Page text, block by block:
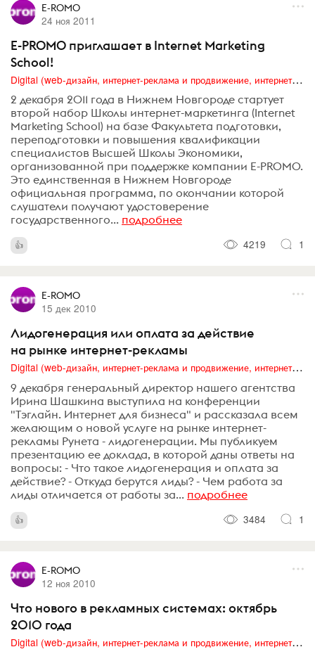
E-ROMO
24 ноя 2011
E-PROMO приглашает в Internet Marketing
School!
Digital (web-дизайн, интернет-реклама и продвижение, интернет-сообщества и блоги, интернет-коммуникации, мобильный маркетинг, реклама на цифровых экранах)
2 декабря 2011 года в Нижнем Новгороде стартует
второй набор Школы интернет-маркетинга (Internet
Marketing School) на базе Факультета подготовки,
переподготовки и повышения квалификации
специалистов Высшей Школы Экономики,
организованной при поддержке компании E-PROMO.
Это единственная в Нижнем Новгороде
официальная программа, по окончании которой
слушатели получают удостоверение
государственного... подробнее
4219
1
E-ROMO
15 дек 2010
Лидогенерация или оплата за действие
на рынке интернет-рекламы
Digital (web-дизайн, интернет-реклама и продвижение, интернет-сообщества и блоги, интернет-коммуникации, мобильный маркетинг, реклама на цифровых экранах)
9 декабря генеральный директор нашего агентства
Ирина Шашкина выступила на конференции
"Тэглайн. Интернет для бизнеса" и рассказала всем
желающим о новой услуге на рынке интернет-
рекламы Рунета - лидогенерации. Мы публикуем
презентацию ее доклада, в которой даны ответы на
вопросы: - Что такое лидогенерация и оплата за
действие? - Откуда берутся лиды? - Чем работа за
лиды отличается от работы за... подробнее
3484
1
E-ROMO
12 ноя 2010
Что нового в рекламных системах: октябрь
2010 года
Digital (web-дизайн, интернет-реклама и продвижение, интернет-сообщества и блоги, интернет-коммуникации, мобильный маркетинг, реклама на цифровых экранах)